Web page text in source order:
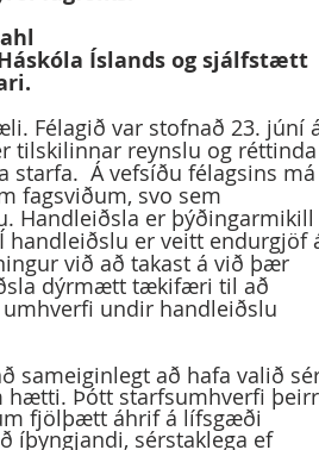
Íslands og sjálfstætt
Félagið var stofnað 23. júní
tilskilinnar reynslu og
starfa.  Á vefsíðu félagsins má
fagsviðum, svo sem
Handleiðsla er þýðingarmikill
er veitt endurgjöf
við að takast á við þær
dýrmætt tækifæri til að
undir handleiðslu
hætti. Þótt starfsumhverfi
fjölþætt áhrif á lífsgæði
íþyngjandi, sérstaklega ef